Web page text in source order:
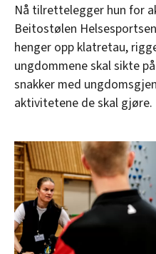
Nå tilrettelegger hun for
Beitostølen
henger opp klatretau,
ungdommene skal sikte
snakker med
aktivitetene de skal gjøre.